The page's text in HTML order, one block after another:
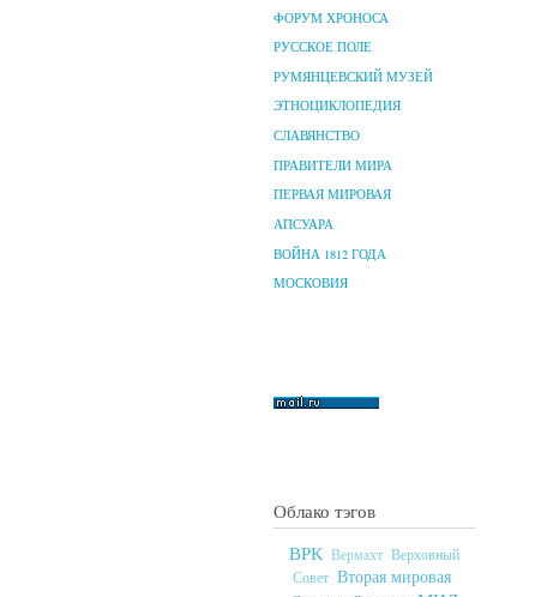
ФОРУМ ХРОНОСА
РУССКОЕ ПОЛЕ
РУМЯНЦЕВСКИЙ МУЗЕЙ
ЭТНОЦИКЛОПЕДИЯ
СЛАВЯНСТВО
ПРАВИТЕЛИ МИРА
ПЕРВАЯ МИРОВАЯ
АПСУАРА
ВОЙНА 1812 ГОДА
МОСКОВИЯ
Облако тэгов
ВРК Вермахт Верховный
Совет Вторая мировая